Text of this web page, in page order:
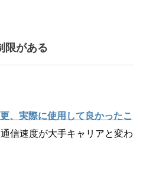
限がある
、実際に使用して良かったこ
信速度が大手キャリアと変わ